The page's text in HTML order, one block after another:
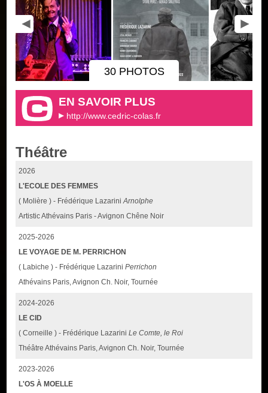
30 PHOTOS
EN SAVOIR PLUS
http://www.cedric-colas.fr
Théâtre
2026
L'ECOLE DES FEMMES
( Molière ) - Frédérique LazariniArnolphe
Artistic Athévains Paris - Avignon Chêne Noir
2025-2026
LE VOYAGE DE M. PERRICHON
( Labiche ) - Frédérique LazariniPerrichon
Athévains Paris, Avignon Ch. Noir, Tournée
2024-2026
LE CID
( Corneille ) - Frédérique LazariniLe Comte, le Roi
Théâtre Athévains Paris, Avignon Ch. Noir, Tournée
2023-2026
L'OS À MOELLE